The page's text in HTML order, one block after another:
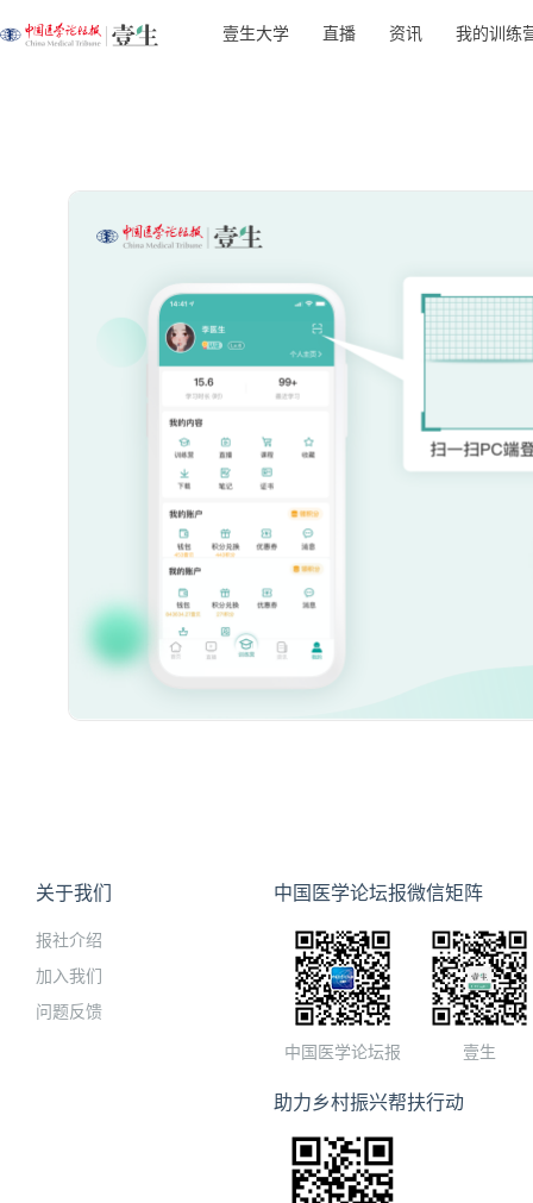
壹生大学 直播 资讯 我的训练
关于我们
报社介绍
加入我们
问题反馈
中国医学论坛报微信矩阵
中国医学论坛报 壹生
助力乡村振兴帮扶行动